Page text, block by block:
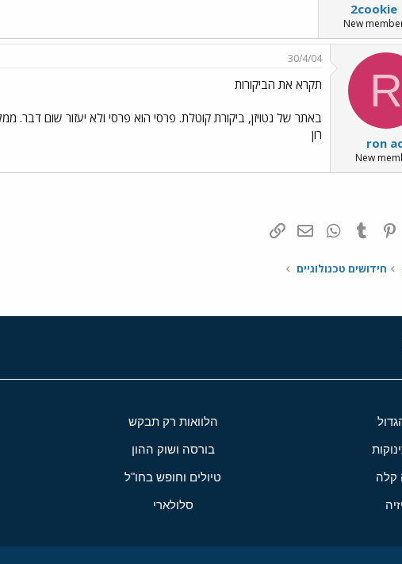
2cookie
New
R
ron
New
30/4/04
תקרא את הביקורות
רון
Reddit
Pinterest
Tumblr
WhatsAppדואר אלקטרוני
חידושים טכנולוגיים
הלוואות רק תבקש
בורסה ושוק ההון
קלה טיולים וחופש בחו"ל
סלולארי